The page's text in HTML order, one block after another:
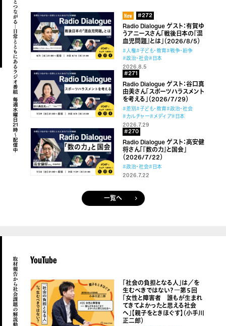
#272
Radio Dialogue ゲスト：有賀ゆ
うアニースさん「戦後日本の『混
血児問題』とは」（2026/8/5）
#人権#子ども・教育#戦争・紛争
#政治・社会#日本
2026.8.5
#271
Radio Dialogue ゲスト：谷口真
由美さん「スポーツハラスメント
を考える」（2026/7/29）
#差別#子ども・教育#政治・社会
#カルチャー#メディア#日本
2026.7.29
#270
Radio Dialogue ゲスト：高安健
将さん「『数の力』と国会」
（2026/7/22）
#政治・社会#日本
2026.7.22
一覧へ
YouTube
「社会の負担となる人」は／を
生むべきではない？―第５回
「女性と障害者 誰もが生まれ
てきてよかったと思える社会
へ」【親子をときほぐす】（小手川
正二郎）